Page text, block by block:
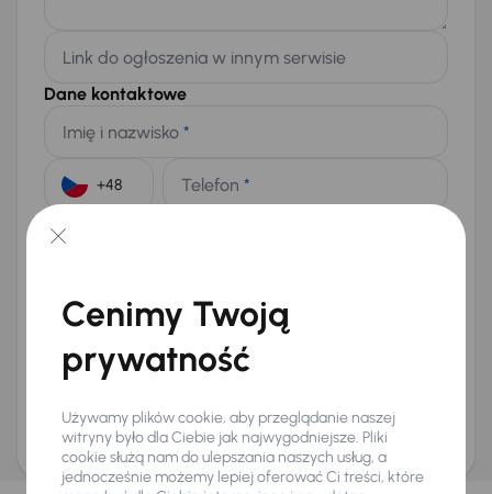
Link do ogłoszenia w innym serwisie
Dane kontaktowe
Imię i nazwisko *
Telefon *
E-mail
Na numer telefonu (opcjonalnie)
Wyślij zapytanie
ani zagwarantowaną dostępnością pojazdu. AURES Holdings a.s., z siedzibą
Dopraváků 874/15, Čimice, 184 00 Praga 8, będzie przechowywać i przetwarzać
Twoje dane osobowe zgodnie z zasadami ochrony i przetwarzaniadanych
osobowych
Cenimy Twoją
prywatność
Używamy plików cookie, aby przeglądanie naszej
witryny było dla Ciebie jak najwygodniejsze. Pliki
cookie służą nam do ulepszania naszych usług, a
jednocześnie możemy lepiej oferować Ci treści, które